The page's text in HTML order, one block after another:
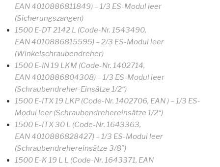
EAN 4010886811849) – 1/3 ES-Modul leer
(Sicherungszangen)
1500 E-DT 2142 L (Code-Nr. 1543490,
EAN 4010886815595) – 2/3 ES-Modul leer
(Winkelschraubendreher)
1500 E-IN 19 LKM (Code-Nr. 1402714,
EAN 4010886804308) – 1/3 ES-Modul leer
(Schraubendreher-Einsätze 1/2“)
1500 E-ITX 19 LKP (Code-Nr. 1402706, EAN ) – 1/3 ES-
Modul leer (Schraubendrehereinsätze 1/2“)
1500 E-ITX 30 L (Code-Nr. 1643363,
EAN 4010886828427) – 1/3 ES-Modul leer
(Schraubendrehereinsätze 3/8″)
1500 E-K 19 L L (Code-Nr. 1643371, EAN